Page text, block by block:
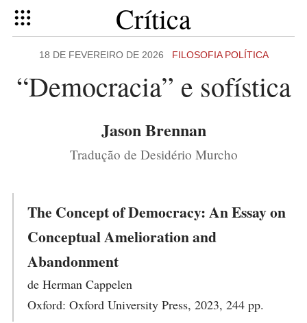
Crítica
18 DE FEVEREIRO DE 2026 FILOSOFIA POLÍTICA
“Democracia” e sofística
Jason Brennan
Tradução de Desidério Murcho
The Concept of Democracy: An Essay on
Conceptual Amelioration and
Abandonment
de Herman Cappelen
Oxford: Oxford University Press, 2023, 244 pp.